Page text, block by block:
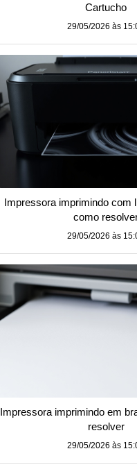
Cartucho
29/05/2026 às
Impressora imprimindo com
como
29/05/2026 às
Impressora imprimindo em
resolver
29/05/2026 às